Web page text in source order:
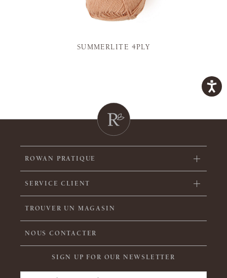
SUMMERLITE 4PLY
ROWAN PRATIQUE
SERVICE CLIENT
TROUVER UN MAGASIN
NOUS CONTACTER
SIGN UP FOR OUR NEWSLETTER